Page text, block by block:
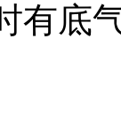
有底